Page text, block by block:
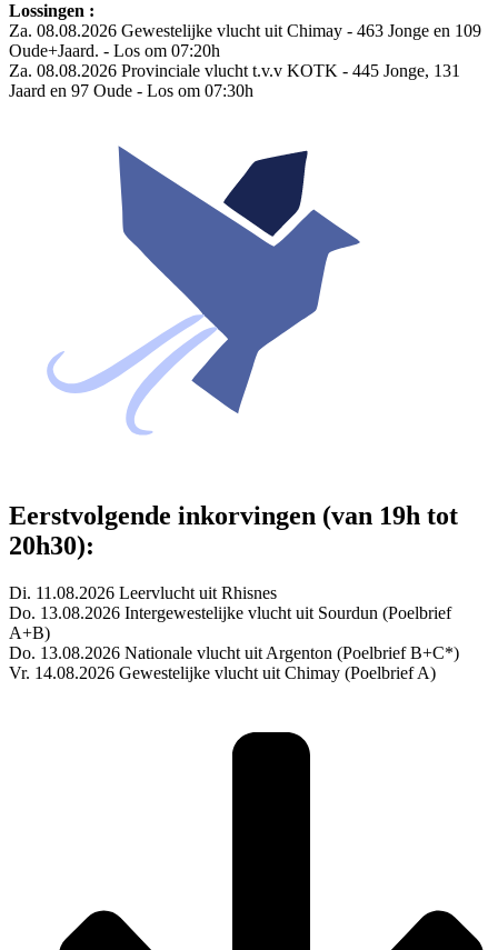
Lossingen :
Za. 08.08.2026 Gewestelijke vlucht uit Chimay - 463 Jonge en 109
Oude+Jaard. - Los om 07:20h
Za. 08.08.2026 Provinciale vlucht t.v.v KOTK - 445 Jonge, 131
Jaard en 97 Oude - Los om 07:30h
Eerstvolgende inkorvingen (van 19h tot
20h30):
Di. 11.08.2026 Leervlucht uit Rhisnes
Do. 13.08.2026 Intergewestelijke vlucht uit Sourdun (Poelbrief
A+B)
Do. 13.08.2026 Nationale vlucht uit Argenton (Poelbrief B+C*)
Vr. 14.08.2026 Gewestelijke vlucht uit Chimay (Poelbrief A)